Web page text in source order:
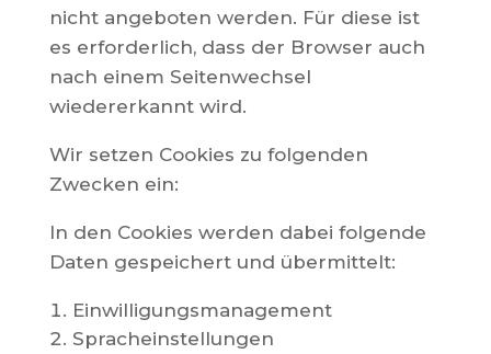
nicht angeboten werden. Für diese ist
es erforderlich, dass der Browser auch
nach einem Seitenwechsel
wiedererkannt wird.
Wir setzen Cookies zu folgenden
Zwecken ein:
In den Cookies werden dabei folgende
Daten gespeichert und übermittelt:
Einwilligungsmanagement
Spracheinstellungen